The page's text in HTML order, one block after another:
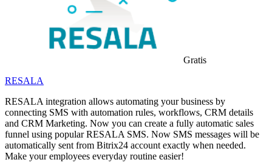
Gratis
RESALA
RESALA integration allows automating your business by
connecting SMS with automation rules, workflows, CRM details
and CRM Marketing. Now you can create a fully automatic sales
funnel using popular RESALA SMS. Now SMS messages will be
automatically sent from Bitrix24 account exactly when needed.
Make your employees everyday routine easier!